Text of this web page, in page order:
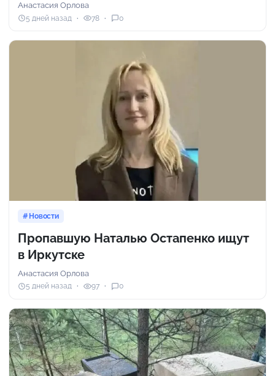
Анастасия Орлова
5 дней назад 78 0
Новости
Пропавшую Наталью Остапенко ищут
в Иркутске
Анастасия Орлова
5 дней назад 97 0